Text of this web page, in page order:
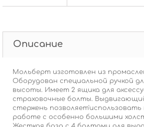
Описание
Мольберт изготовлен из
Оборудован специальной ручкой
высоты. Имеет 2 ящика для
страховочные болты.
стержень
работе с особенно большими